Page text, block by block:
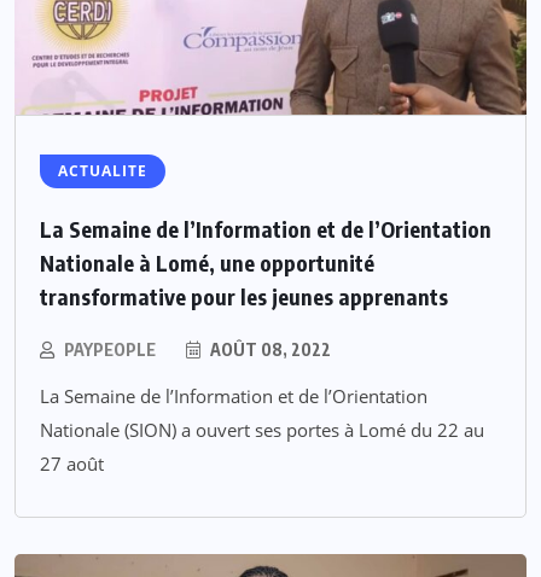
ACTUALITE
La Semaine de l’Information et de l’Orientation
Nationale à Lomé, une opportunité
transformative pour les jeunes apprenants
PAYPEOPLE AOÛT 08, 2022
La Semaine de l’Information et de l’Orientation
Nationale (SION) a ouvert ses portes à Lomé du 22 au
27 août